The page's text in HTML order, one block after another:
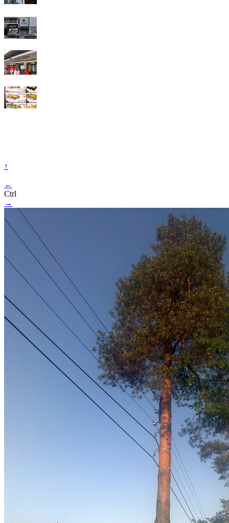
↑
←
Ctrl
→